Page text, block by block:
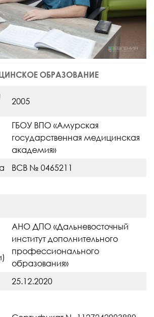
ОБРАЗОВАНИЕ
2005
ГБОУ ВПО «Амурская
государственная медицинская
академия»
ВСВ № 0465211
АНО ДПО «Дальневосточный
институт дополнительного
профессионального
образования»
25.12.2020